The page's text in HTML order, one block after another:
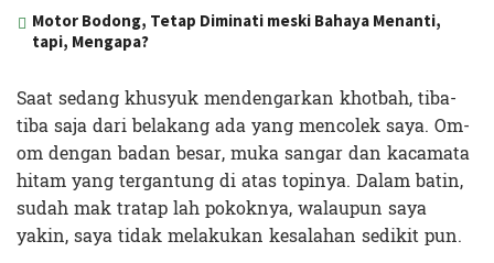
Motor Bodong, Tetap Diminati meski Bahaya Menanti,
tapi, Mengapa?
Saat sedang khusyuk mendengarkan khotbah, tiba-
tiba saja dari belakang ada yang mencolek saya. Om-
om dengan badan besar, muka sangar dan kacamata
hitam yang tergantung di atas topinya. Dalam batin,
sudah mak tratap lah pokoknya, walaupun saya
yakin, saya tidak melakukan kesalahan sedikit pun.